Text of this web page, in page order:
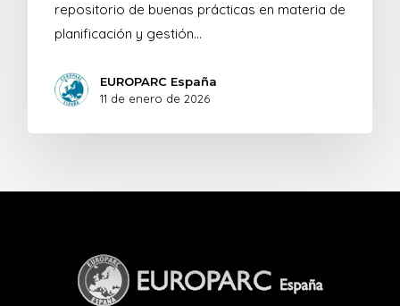
repositorio de buenas prácticas en materia de
planificación y gestión…
EUROPARC España
11 de enero de 2026